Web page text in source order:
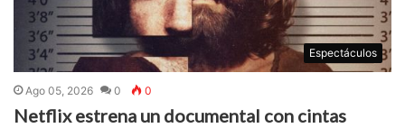
Espectáculos
Ago 05, 2026 0 0
Netflix estrena un documental con cintas